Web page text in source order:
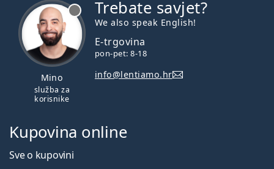
Mino
služba za
korisnike
Trebate savjet?
We also speak English!
E-trgovina
pon-pet: 8-18
info@lentiamo.hr
Kupovina online
Sve o kupovini